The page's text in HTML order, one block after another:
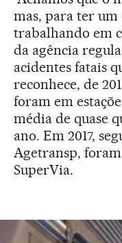
mas, para ter um
trabalhando em
da agência
acidentes fatais
reconhece, de
foram em
média de quase
ano. Em 2017,
Agetransp,
SuperVia.